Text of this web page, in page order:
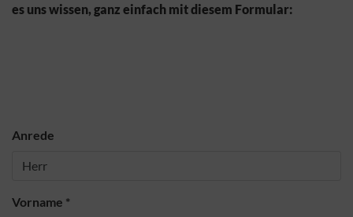
es uns wissen, ganz einfach mit diesem Formular:
Anrede
Vorname *